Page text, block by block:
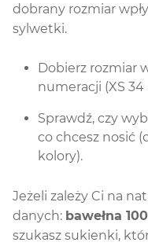
dobrany rozmiar
sylwetki.
Dobierz rozmiar
numeracji (XS
Sprawdź, czy
co chcesz nosić
kolory).
Jeżeli zależy Ci na
danych: bawełna
szukasz sukienki,